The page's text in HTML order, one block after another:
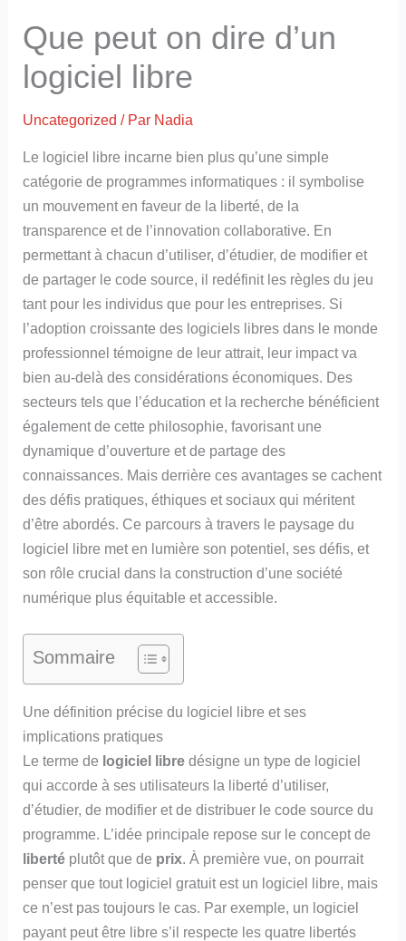
Que peut on dire d’un
logiciel libre
Uncategorized / Par Nadia
Le logiciel libre incarne bien plus qu’une simple
catégorie de programmes informatiques : il symbolise
un mouvement en faveur de la liberté, de la
transparence et de l’innovation collaborative. En
permettant à chacun d’utiliser, d’étudier, de modifier et
de partager le code source, il redéfinit les règles du jeu
tant pour les individus que pour les entreprises. Si
l’adoption croissante des logiciels libres dans le monde
professionnel témoigne de leur attrait, leur impact va
bien au-delà des considérations économiques. Des
secteurs tels que l’éducation et la recherche bénéficient
également de cette philosophie, favorisant une
dynamique d’ouverture et de partage des
connaissances. Mais derrière ces avantages se cachent
des défis pratiques, éthiques et sociaux qui méritent
d’être abordés. Ce parcours à travers le paysage du
logiciel libre met en lumière son potentiel, ses défis, et
son rôle crucial dans la construction d’une société
numérique plus équitable et accessible.
Sommaire
Une définition précise du logiciel libre et ses
implications pratiques
Le terme de logiciel libre désigne un type de logiciel
qui accorde à ses utilisateurs la liberté d’utiliser,
d’étudier, de modifier et de distribuer le code source du
programme. L’idée principale repose sur le concept de
liberté plutôt que de prix . À première vue, on pourrait
penser que tout logiciel gratuit est un logiciel libre, mais
ce n’est pas toujours le cas. Par exemple, un logiciel
payant peut être libre s’il respecte les quatre libertés